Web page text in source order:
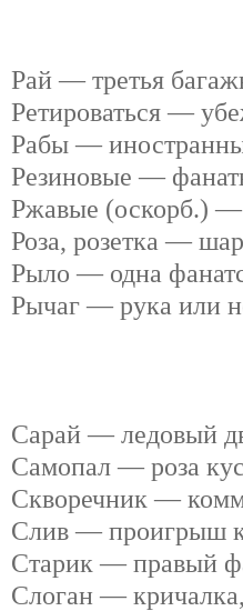
Рай — третья
Ретироваться —
Рабы —
Резиновые —
Ржавые (оскорб.) —
Роза, розетка —
Рыло — одна
Рычаг — рука или
Сарай — ледовый
Самопал — роза
Скворечник —
Слив — проигрыш
Старик — правый
Слоган —